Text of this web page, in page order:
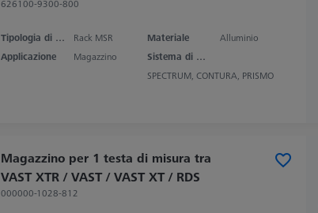
626100-9300-800
Tipologia di prodotto Rack MSR Materiale
Alluminio
Applicazione
Magazzino
Sistema di misura
SPECTRUM, CONTURA, PRISMO
Magazzino per 1 testa di misura tra
VAST XTR / VAST / VAST XT / RDS
000000-1028-812